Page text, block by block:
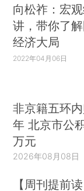
向松祚：宏
讲，带你了
经济大局
2022年04月06日
非京籍五环
年 北京市公
万元
2026年08月08日
【周刊提前